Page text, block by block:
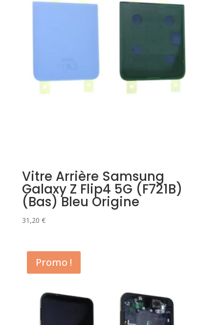
Vitre Arrière Samsung
Galaxy Z Flip4 5G (F721B)
(Bas) Bleu Origine
31,20 €
Promo !